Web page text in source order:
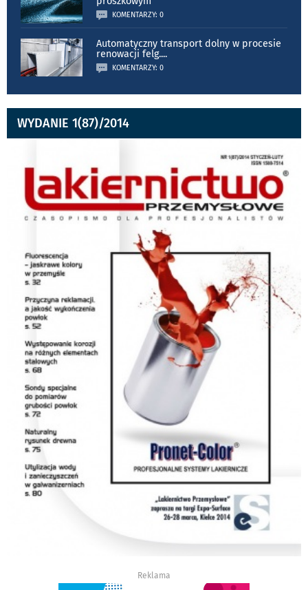
KOMENTARZY: 0
Automatyczny transport dolny w procesie
renowacji felg....
KOMENTARZY: 0
WYDANIE 1(87)/2014
Reklama